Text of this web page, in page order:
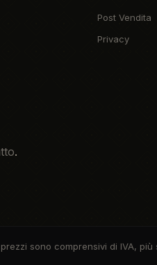
.
Post Vendita
Privacy
sono comprensivi di IVA, più